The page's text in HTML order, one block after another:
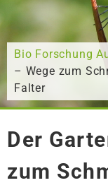
Bio Forschung
– Wege zum
Falter
Der
zum